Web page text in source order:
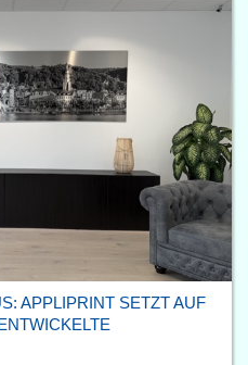
APPLIPRINT SETZT AUF